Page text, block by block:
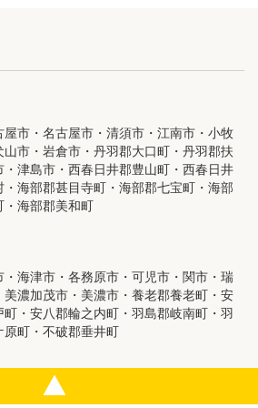
市・名古屋市・清須市・江南市・小牧
市・岩倉市・丹羽郡大口町・丹羽郡扶
津島市・西春日井郡豊山町・西春日井
海部郡甚目寺町・海部郡七宝町・海部
・海部郡美和町
海津市・各務原市・可児市・関市・瑞
濃加茂市・美濃市・養老郡養老町・安
・安八郡輪之内町・羽島郡岐南町・羽
町・不破郡垂井町